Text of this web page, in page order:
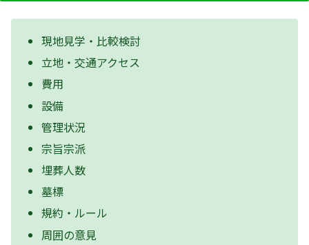
現地見学・比較検討
立地・交通アクセス
費用
設備
管理状況
宗旨宗派
埋葬人数
墓標
規約・ルール
周囲の意見